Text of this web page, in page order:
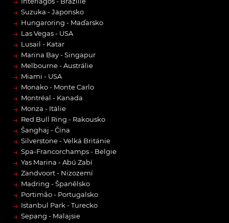
→ Suzuka - Japonsko
→ Hungaroring - Maďarsko
→ Las Vegas - USA
→ Lusail - Katar
→ Marina Bay - Singapur
→ Melbourne - Austrálie
→ Miami - USA
→ Monako - Monte Carlo
→ Montréal - Kanada
→ Monza - Itálie
→ Red Bull Ring - Rakousko
→ Šanghaj - Čína
→ Silverstone - Velká Británie
→ Spa-Francorchamps - Belgie
→ Yas Marina - Abú Zabí
→ Zandvoort - Nizozemí
→ Madring - Španělsko
→ Portimão - Portugalsko
→ Istanbul Park - Turecko
→ Sepang - Malajsie